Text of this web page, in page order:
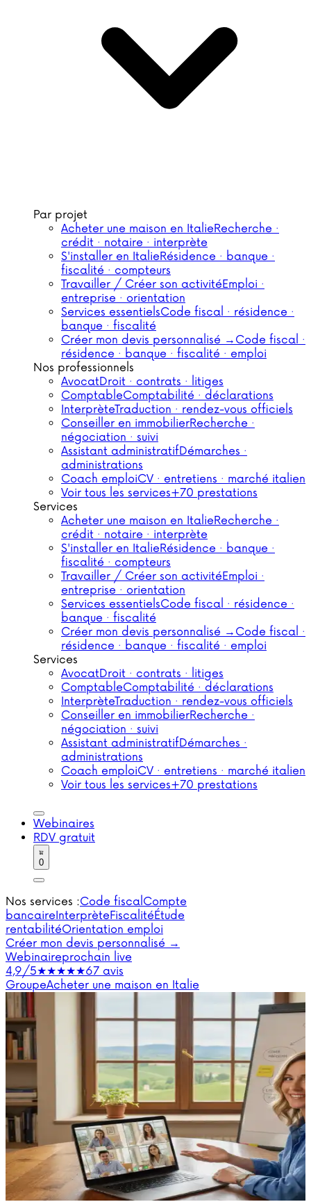
Par projet
Acheter une maison en ItalieRecherche ·
crédit · notaire · interprète
S'installer en ItalieRésidence · banque ·
fiscalité · compteurs
Travailler / Créer son activitéEmploi ·
entreprise · orientation
Services essentielsCode fiscal · résidence ·
banque · fiscalité
Créer mon devis personnalisé → Code fiscal ·
résidence · banque · fiscalité · emploi
Nos professionnels
AvocatDroit · contrats · litiges
ComptableComptabilité · déclarations
InterprèteTraduction · rendez-vous officiels
Conseiller en immobilierRecherche ·
négociation · suivi
Assistant administratifDémarches ·
administrations
Coach emploiCV · entretiens · marché italien
Voir tous les services+70 prestations
Services
Acheter une maison en ItalieRecherche ·
crédit · notaire · interprète
S'installer en ItalieRésidence · banque ·
fiscalité · compteurs
Travailler / Créer son activitéEmploi ·
entreprise · orientation
Services essentielsCode fiscal · résidence ·
banque · fiscalité
Créer mon devis personnalisé → Code fiscal ·
résidence · banque · fiscalité · emploi
Services
AvocatDroit · contrats · litiges
ComptableComptabilité · déclarations
InterprèteTraduction · rendez-vous officiels
Conseiller en immobilierRecherche ·
négociation · suivi
Assistant administratifDémarches ·
administrations
Coach emploiCV · entretiens · marché italien
Voir tous les services+70 prestations
Webinaires
RDV gratuit
0
Nos services :Code fiscalCompte
bancaireInterprèteFiscalitéÉtude
rentabilitéOrientation emploi
Créer mon devis personnalisé →
Webinaireprochain live
4,9/5★★★★★67 avis
GroupeAcheter une maison en Italie